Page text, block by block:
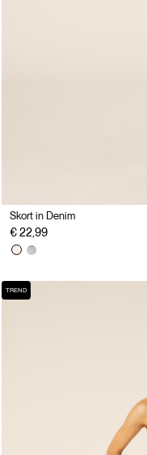
Skort in Denim
€ 22,99
TREND